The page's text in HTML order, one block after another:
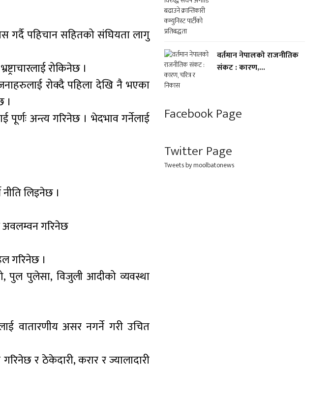
गर्दै पहिचान सहितको संघियता लागु
रोकिनेछ ।
रोक्दै पहिला देखि नै भएका
।
पूर्णः अन्त्य गरिनेछ । भेदभाव गर्नेलाई
लिइनेछ ।
अवलम्वन गरिनेछ
गरिनेछ ।
पुल पुलेसा, विजुली आदीको व्यवस्था
वातारणीय असर नगर्ने गरी उचित
र ठेकेदारी, करार र ज्यालादारी
वर्तमान नेपालको राजनीतिक
संकट : कारण,...
Facebook Page
Twitter Page
Tweets by moolbatonews